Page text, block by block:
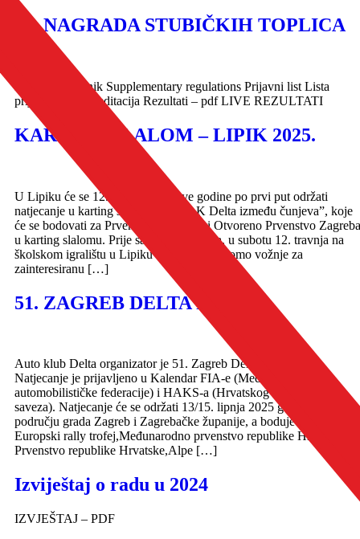
31. NAGRADA STUBIČKIH TOPLICA
Posebni pravilnik Supplementary regulations Prijavni list Lista
prijava Press akreditacija Rezultati – pdf LIVE REZULTATI
KARTING SLALOM – LIPIK 2025.
U Lipiku će se 12. i 13. travnja ove godine po prvi put održati
natjecanje u karting slalomu – “1. AK Delta između čunjeva”, koje
će se bodovati za Prvenstvo Hrvatske i Otvoreno Prvenstvo Zagreba
u karting slalomu. Prije samog natjecanja, u subotu 12. travnja na
školskom igralištu u Lipiku održat će se promo vožnje za
zainteresiranu […]
51. ZAGREB DELTA RALLY
Auto klub Delta organizator je 51. Zagreb Delta Rally 2025.
Natjecanje je prijavljeno u Kalendar FIA-e (Međunarodne
automobilističke federacije) i HAKS-a (Hrvatskog auto i karting
saveza). Natjecanje će se održati 13/15. lipnja 2025 godine na
području grada Zagreb i Zagrebačke županije, a boduje se za FIA
Europski rally trofej,Međunarodno prvenstvo republike Hrvatske,
Prvenstvo republike Hrvatske,Alpe […]
Izviještaj o radu u 2024
IZVJEŠTAJ – PDF